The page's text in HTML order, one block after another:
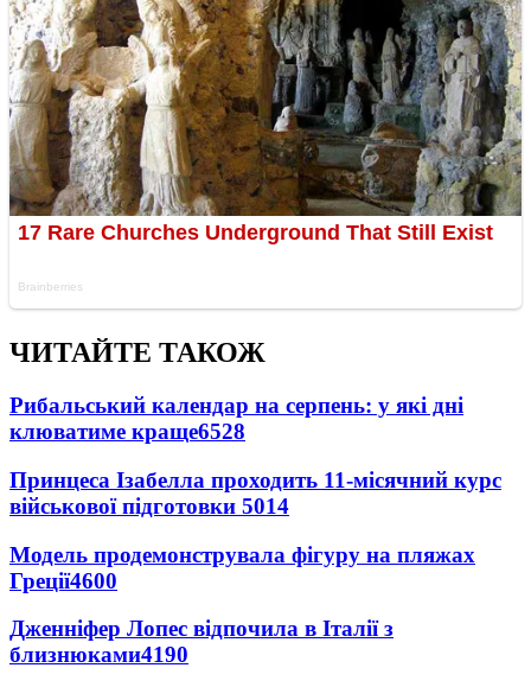
ЧИТАЙТЕ ТАКОЖ
Рибальський календар на серпень: у які дні
клюватиме краще6528
Принцеса Ізабелла проходить 11-місячний курс
військової підготовки 5014
Модель продемонструвала фігуру на пляжах
Греції4600
Дженніфер Лопес відпочила в Італії з
близнюками4190